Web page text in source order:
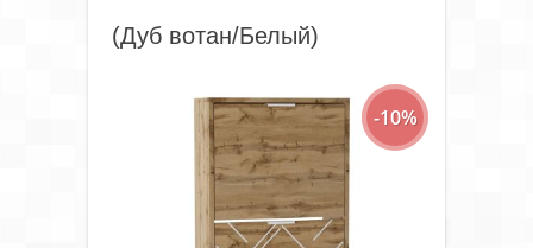
(Дуб вотан/Белый)
-10%